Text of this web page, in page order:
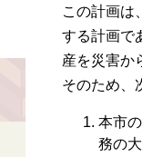
この計画は
する計画で
産を災害か
そのため、
本市
務の